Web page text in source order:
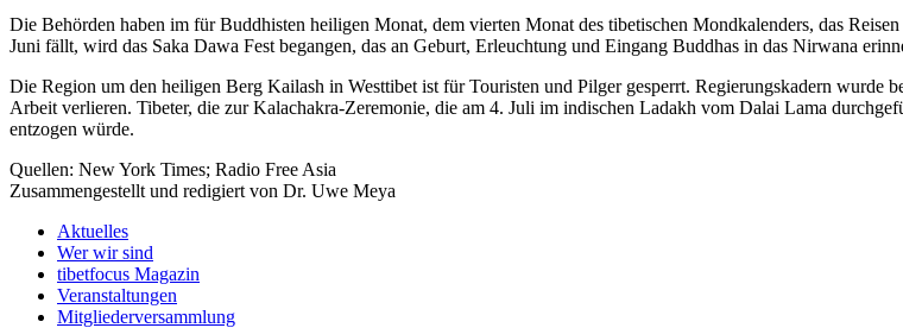
Die Behörden haben im für Buddhisten heiligen Monat, dem vierten Monat des tibetischen Mondkalenders, das
Juni fällt, wird das Saka Dawa Fest begangen, das an Geburt, Erleuchtung und Eingang Buddhas in das Nirwana
Die Region um den heiligen Berg Kailash in Westtibet ist für Touristen und Pilger gesperrt. Regierungskadern wurde
Arbeit verlieren. Tibeter, die zur Kalachakra-Zeremonie, die am 4. Juli im indischen Ladakh vom Dalai Lama
entzogen würde.
Quellen: New York Times; Radio Free Asia
Zusammengestellt und redigiert von Dr. Uwe Meya
Aktuelles
Wer wir sind
tibetfocus Magazin
Veranstaltungen
Mitgliederversammlung